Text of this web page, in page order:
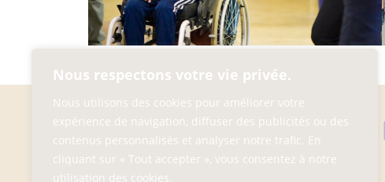
Nous respectons votre vie privée.
Nous utilisons des cookies pour améliorer votre
expérience de navigation, diffuser des publicités ou des
contenus personnalisés et analyser notre trafic. En
cliquant sur « Tout accepter », vous consentez à notre
utilisation des cookies.
ENSEMBLE SCOLAIRE
ECOLE / COLLÈGE / LYCÉE
45, RUE DE DIJON
__